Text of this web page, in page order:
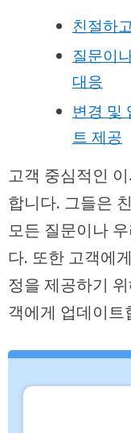
친절하
질문이
대응
변경 및
트 제공
고객 중심적인
합니다. 그들은
모든 질문이나
다. 또한 고객에
정을 제공하기
객에게 업데이트